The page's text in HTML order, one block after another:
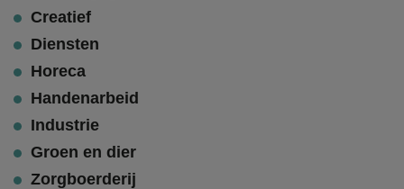
Creatief
Diensten
Horeca
Handenarbeid
Industrie
Groen en dier
Zorgboerderij